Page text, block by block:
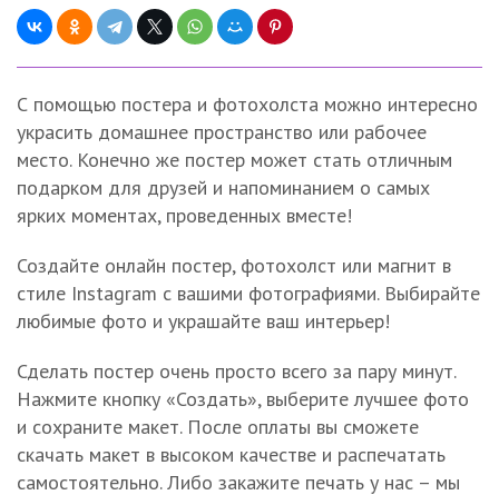
С помощью постера и фотохолста можно интересно
украсить домашнее пространство или рабочее
место. Конечно же постер может стать отличным
подарком для друзей и напоминанием о самых
ярких моментах, проведенных вместе!
Создайте онлайн постер, фотохолст или магнит в
стиле Instagram с вашими фотографиями. Выбирайте
любимые фото и украшайте ваш интерьер!
Сделать постер очень просто всего за пару минут.
Нажмите кнопку «Создать», выберите лучшее фото
и сохраните макет. После оплаты вы сможете
скачать макет в высоком качестве и распечатать
самостоятельно. Либо закажите печать у нас – мы